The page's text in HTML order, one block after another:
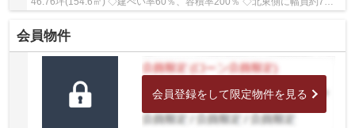
の公道に約9.9ｍ接面しております ◇学校区は岸部第...
会員物件
会員登録をして限定物件を見る